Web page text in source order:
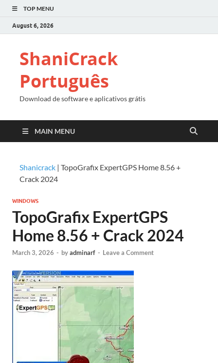
TOP MENU
August 6, 2026
ShaniCrack
Português
Download de software e aplicativos grátis
MAIN MENU
Shanicrack | TopoGrafix ExpertGPS Home 8.56 +
Crack 2024
WINDOWS
TopoGrafix ExpertGPS
Home 8.56 + Crack 2024
March 3, 2026 - byadminarf - Leave a Comment